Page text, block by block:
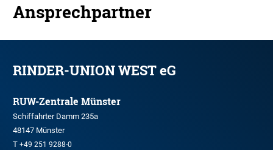
Ansprechpartner
RINDER-UNION WEST eG
RUW-Zentrale Münster
Schiffahrter Damm 235a
48147 Münster
T +49 251 9288-0